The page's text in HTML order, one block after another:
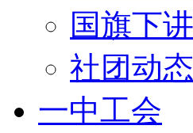
国旗下
社团动态
一中工会